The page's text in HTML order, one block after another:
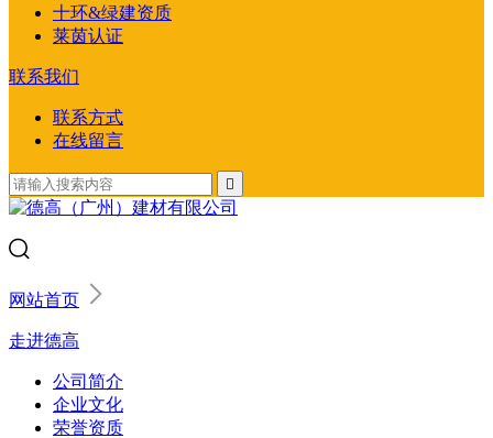
十环&绿建资质
莱茵认证
联系我们
联系方式
在线留言

网站首页
走进德高
公司简介
企业文化
荣誉资质